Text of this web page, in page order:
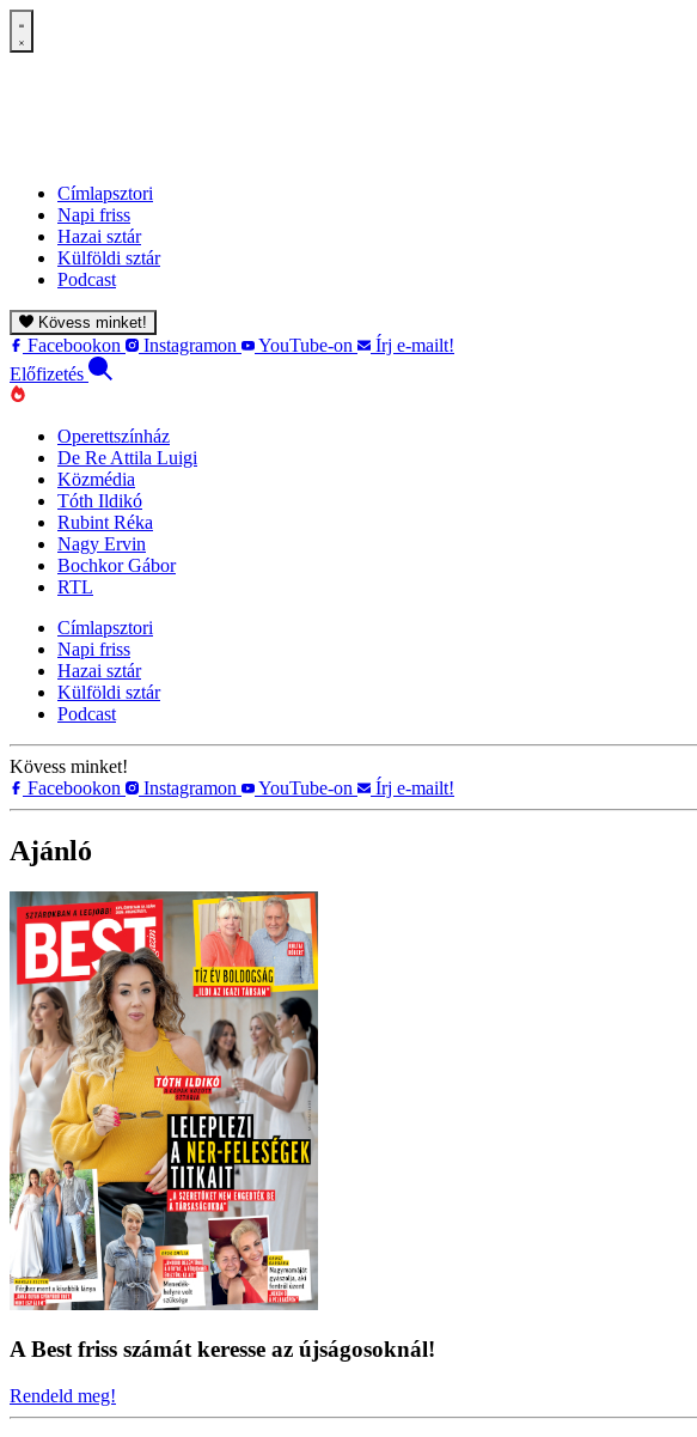
Címlapsztori
Napi friss
Hazai sztár
Külföldi sztár
Podcast
Kövess minket!
Facebookon Instagramon YouTube-on
Írj e-mailt!
Előfizetés
Operettszínház
De Re Attila Luigi
Közmédia
Tóth Ildikó
Rubint Réka
Nagy Ervin
Bochkor Gábor
RTL
Címlapsztori
Napi friss
Hazai sztár
Külföldi sztár
Podcast
Kövess minket!
Facebookon
Instagramon YouTube-on Írj e-mailt!
Ajánló
A Best friss számát keresse az újságosoknál!
Rendeld meg!